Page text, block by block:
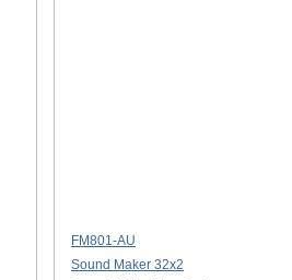
FM801-AU
Sound Maker 32x2